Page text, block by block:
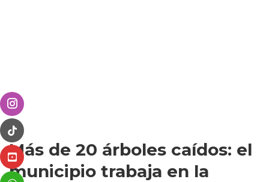
Más de 20 árboles caídos: el
municipio trabaja en la